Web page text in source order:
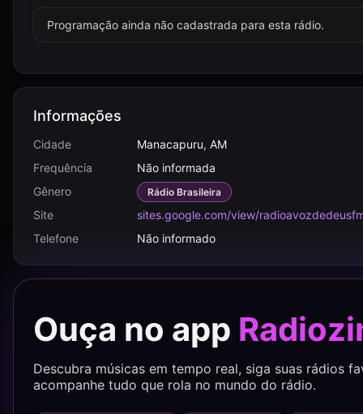
Programação ainda não cadastrada para esta rádio.
Informações
Cidade
Manacapuru, AM
Frequência
Não informada
Gênero
Rádio Brasileira
Site
sites.google.com/view/
Telefone
Não informado
Ouça no app
Descubra músicas em tempo real, siga suas rádios
acompanhe tudo que rola no mundo do rádio.